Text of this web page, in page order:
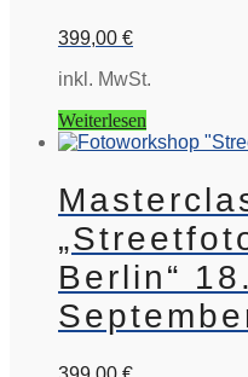
399,00 €
inkl. MwSt.
Weiterlesen
Berlin“